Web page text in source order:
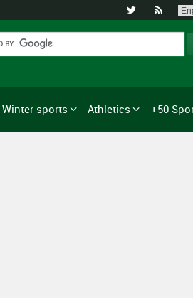
 
Winter sports Athletics +50